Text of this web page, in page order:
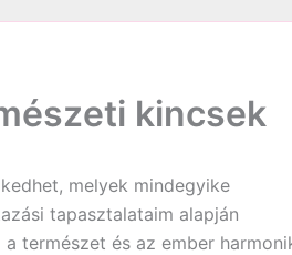
kincsek
melyek mindegyike
tapasztalataim alapján
természet és az ember